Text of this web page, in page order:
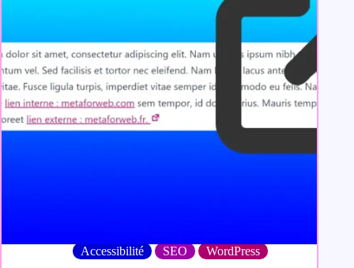
Accessibilité SEO
WordPress